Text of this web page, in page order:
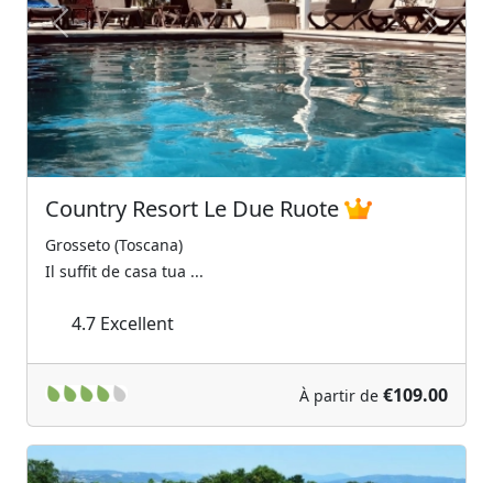
Previous Next
Country Resort Le Due Ruote
Grosseto (Toscana)
Il suffit de casa tua ...
4.7 Excellent
À partir de €109.00